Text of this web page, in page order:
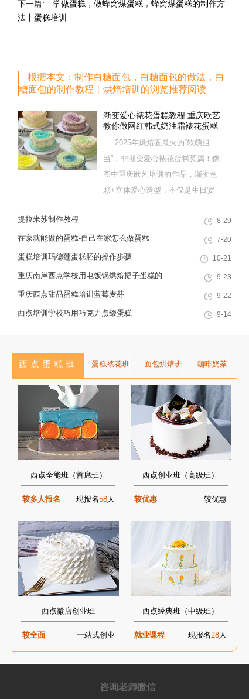
下一篇:
学做蛋糕，做蜂窝煤蛋糕，蜂窝煤蛋糕的制作方
法丨蛋糕培训
根据本文：制作白糖面包，白糖面包的做法，白
糖面包的制作教程丨烘焙培训的浏览推荐阅读
渐变爱心裱花蛋糕教程 重庆欧艺
教你做网红韩式奶油霜裱花蛋糕
2025年烘焙圈最火的“软萌担
当”，非渐变爱心裱花蛋糕莫属！像
图中重庆欧艺培训的作品，渐变色
彩+立体爱心造型，不仅是生日宴
单品。这款蛋糕看似复杂，实则掌
握“意式奶油霜+渐变裱花”核心技
巧，在家也能复刻。今天重庆欧艺
提拉米苏制作教程 8-29
在家就能做的蛋糕-自己在家怎么做蛋糕 7-20
蛋糕培训玛德莲蛋糕胚的操作步骤 10-21
重庆南岸西点学校用电饭锅烘焙提子蛋糕的
食材
9-23
重庆西点甜品蛋糕培训蓝莓麦芬 9-22
西点培训学校巧用巧克力点缀蛋糕 9-14
西点蛋糕班 蛋糕裱花班 面包烘焙班 咖啡奶茶
西点全能班（首席班）
较多人报名 现报名58人
西点创业班（高级班）
较优惠 较优惠
西点微店创业班
较全面 一站式创业
西点经典班（中级班）
就业课程 现报名28人
咨询老师微信